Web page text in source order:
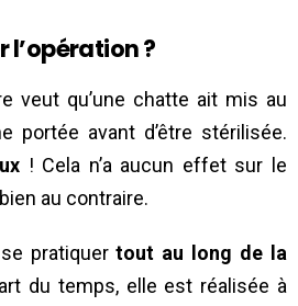
?
veut qu’une chatte ait mis au
portée avant d’être stérilisée.
! Cela n’a aucun effet sur le
au contraire.
pratiquertout au long de la
du temps, elle est réalisée à